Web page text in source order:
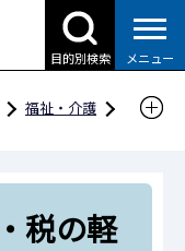
目的別検索 メニュー
福祉・介護
各種割引
税の軽